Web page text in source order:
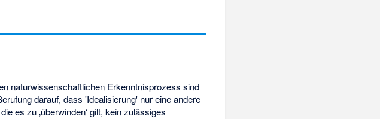
naturwissenschaftlichen Erkenntnisprozess sind
darauf, dass 'Idealisierung' nur eine andere
es zu ‚überwinden‘ gilt, kein zulässiges